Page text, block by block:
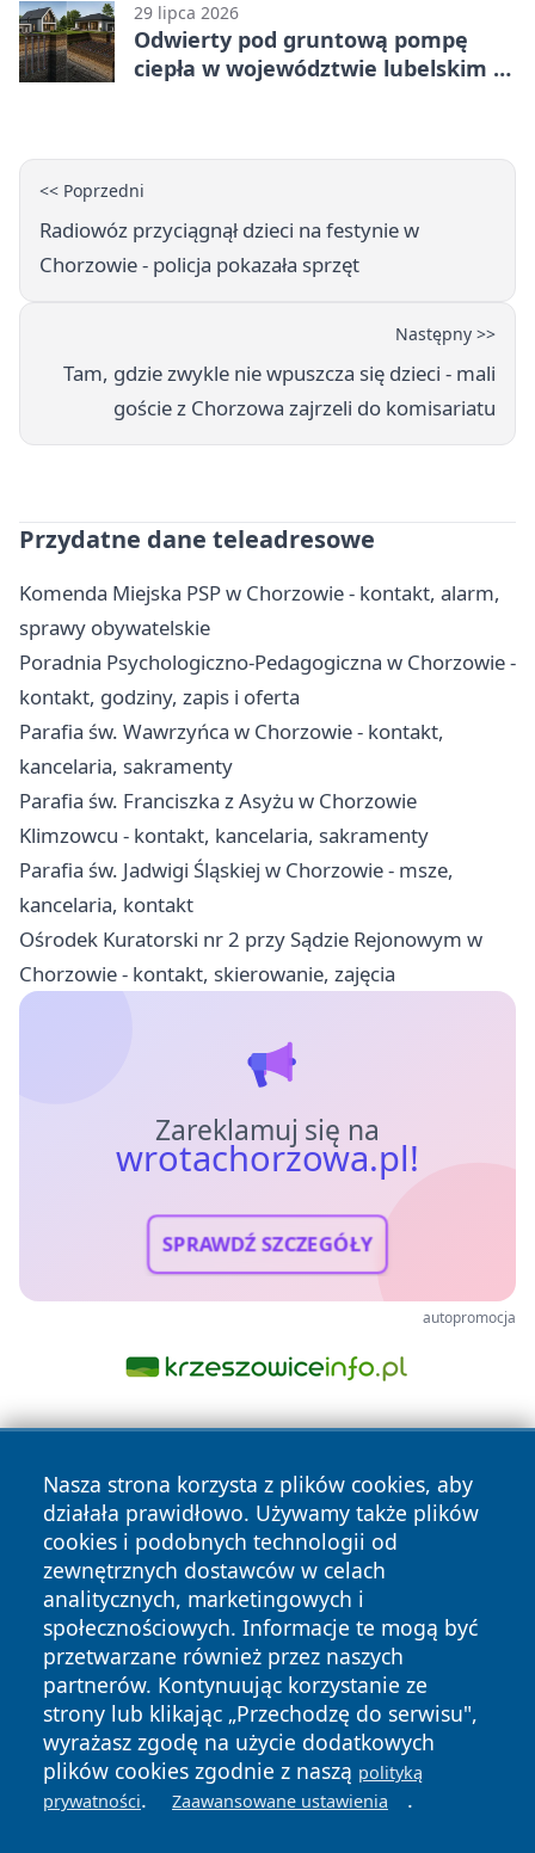
29 lipca 2026
Odwierty pod gruntową pompę
ciepła w województwie lubelskim -
<< Poprzedni
Radiowóz przyciągnął dzieci na festynie w
Chorzowie - policja pokazała sprzęt
Następny >>
Tam, gdzie zwykle nie wpuszcza się dzieci - mali
goście z Chorzowa zajrzeli do komisariatu
Przydatne dane teleadresowe
Komenda Miejska PSP w Chorzowie - kontakt, alarm,
sprawy obywatelskie
Poradnia Psychologiczno-Pedagogiczna w Chorzowie -
kontakt, godziny, zapis i oferta
Parafia św. Wawrzyńca w Chorzowie - kontakt,
kancelaria, sakramenty
Parafia św. Franciszka z Asyżu w Chorzowie
Klimzowcu - kontakt, kancelaria, sakramenty
Parafia św. Jadwigi Śląskiej w Chorzowie - msze,
kancelaria, kontakt
Ośrodek Kuratorski nr 2 przy Sądzie Rejonowym w
Chorzowie - kontakt, skierowanie, zajęcia
Zareklamuj się na
wrotachorzowa.pl!
SPRAWDŹ SZCZEGÓŁY
autopromocja
Nasza strona korzysta z plików cookies, aby
działała prawidłowo. Używamy także plików
cookies i podobnych technologii od
zewnętrznych dostawców w celach
analitycznych, marketingowych i
społecznościowych. Informacje te mogą być
przetwarzane również przez naszych
partnerów. Kontynuując korzystanie ze
strony lub klikając „Przechodzę do serwisu",
wyrażasz zgodę na użycie dodatkowych
plików cookies zgodnie z naszą polityką
prywatności. Zaawansowane ustawienia .
Copyright © 2026 wrotachorzowa.pl Wszystkie prawa
zastrzeżone.
News Autorzy
Polityka
Prywatności
Polityka
Cookies